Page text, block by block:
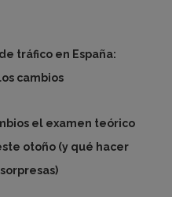
tráfico en España:
cambios
el examen teórico
otoño (y qué hacer